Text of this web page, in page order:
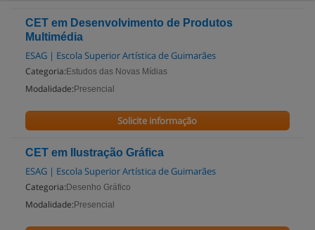
CET em Desenvolvimento de Produtos
Multimédia
ESAG | Escola Superior Artística de Guimarães
Categoria: Estudos das Novas Mídias
Modalidade: Presencial
Solicite informação
CET em Ilustração Gráfica
ESAG | Escola Superior Artística de Guimarães
Categoria: Desenho Gráfico
Modalidade: Presencial